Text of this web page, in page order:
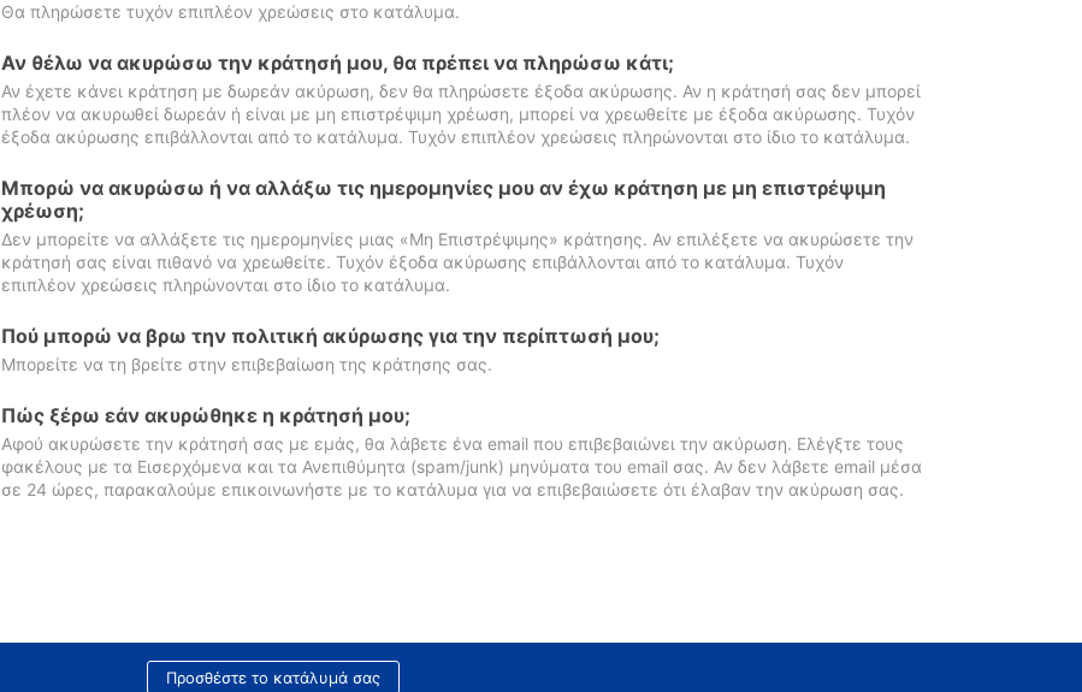
Θα πληρώσετε τυχόν επιπλέον χρεώσεις στο κατάλυμα.
Αν θέλω να ακυρώσω την κράτησή μου, θα πρέπει να πληρώσω κάτι;
Αν έχετε κάνει κράτηση με δωρεάν ακύρωση, δεν θα πληρώσετε έξοδα ακύρωσης. Αν η κράτησή σας δεν μπορεί
πλέον να ακυρωθεί δωρεάν ή είναι με μη επιστρέψιμη χρέωση, μπορεί να χρεωθείτε με έξοδα ακύρωσης. Τυχόν
έξοδα ακύρωσης επιβάλλονται από το κατάλυμα. Τυχόν επιπλέον χρεώσεις πληρώνονται στο ίδιο το κατάλυμα.
Μπορώ να ακυρώσω ή να αλλάξω τις ημερομηνίες μου αν έχω κράτηση με μη επιστρέψιμη
χρέωση;
Δεν μπορείτε να αλλάξετε τις ημερομηνίες μιας «Μη Επιστρέψιμης» κράτησης. Αν επιλέξετε να ακυρώσετε την
κράτησή σας είναι πιθανό να χρεωθείτε. Τυχόν έξοδα ακύρωσης επιβάλλονται από το κατάλυμα. Τυχόν
επιπλέον χρεώσεις πληρώνονται στο ίδιο το κατάλυμα.
Πού μπορώ να βρω την πολιτική ακύρωσης για την περίπτωσή μου;
Μπορείτε να τη βρείτε στην επιβεβαίωση της κράτησης σας.
Πώς ξέρω εάν ακυρώθηκε η κράτησή μου;
Αφού ακυρώσετε την κράτησή σας με εμάς, θα λάβετε ένα email που επιβεβαιώνει την ακύρωση. Ελέγξτε τους
φακέλους με τα Εισερχόμενα και τα Ανεπιθύμητα (spam/junk) μηνύματα του email σας. Αν δεν λάβετε email μέσα
σε 24 ώρες, παρακαλούμε επικοινωνήστε με το κατάλυμα για να επιβεβαιώσετε ότι έλαβαν την ακύρωση σας.
Προσθέστε το κατάλυμά σας